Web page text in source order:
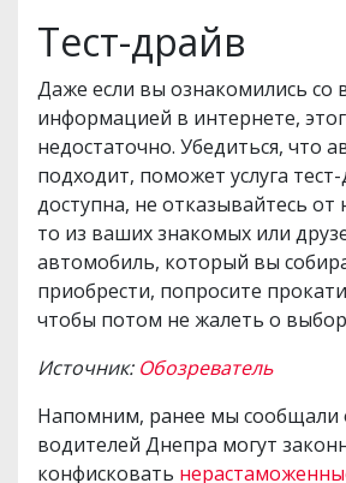
Тест-драйв
Даже если вы ознакомились со
информацией в интернете,
недостаточно. Убедиться, что
подходит, поможет услуга
доступна, не отказывайтесь от
то из ваших знакомых или
автомобиль, который вы
приобрести, попросите
чтобы потом не жалеть о
Источник: Обозреватель
Напомним, ранее мы сообщали
водителей Днепра могут
конфисковать